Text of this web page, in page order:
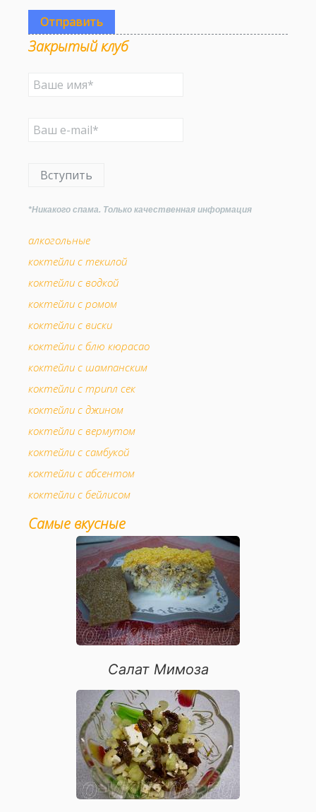
Отправить
Закрытый клуб
Вступить
*Никакого спама. Только качественная информация
алкогольные
коктейли с текилой
коктейли с водкой
коктейли с ромом
коктейли с виски
коктейли с блю кюрасао
коктейли с шампанским
коктейли с трипл сек
коктейли с джином
коктейли с вермутом
коктейли с самбукой
коктейли с абсентом
коктейли с бейлисом
коктейли с ананасовым соком
коктейли с апельсиновым соком
коктейли с грейпфрутовым соком
коктейли с клюквенным соком
коктейли с соком лайма
коктейли с лимонным соком
коктейли с томатным соком
коктейли с кокосовым молоком
коктейли с миндальным сиропом
коктейли с колой
коктейли с мятой
коктейли с содовой
коктейли с сиропом
Самые вкусные
Салат Мимоза